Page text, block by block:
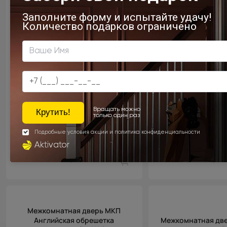
Цена за полотно
47 198 ₽
Межкомнатная дверь МКП
Английская обрешетка
Межкомнатная